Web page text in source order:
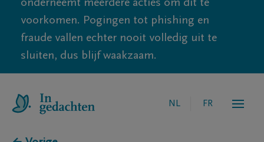
onderneemt meerdere acties om dit te
voorkomen. Pogingen tot phishing en
fraude vallen echter nooit volledig uit te
sluiten, dus blijf waakzaam.
NL FR